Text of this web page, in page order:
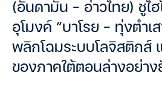
(อันดามัน – อ่าวไทย) ชูไฮ
อุโมงค์ “บาโรย – ทุ่งตำเส
พลิกโฉมระบบโลจิสติกส์
ของภาคใต้ตอนล่างอย่าง